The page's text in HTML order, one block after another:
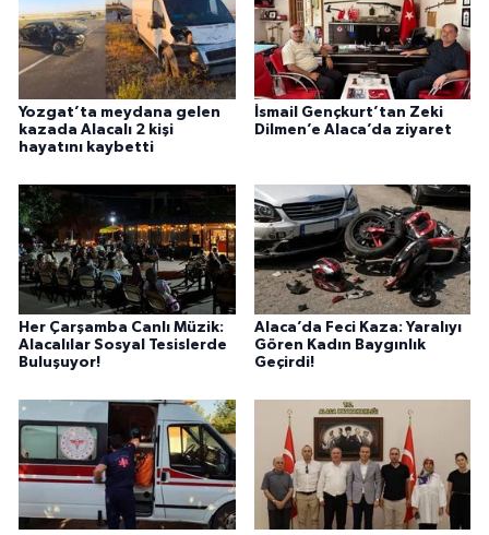
Yozgat’ta meydana gelen
kazada Alacalı 2 kişi
hayatını kaybetti
İsmail Gençkurt’tan Zeki
Dilmen’e Alaca’da ziyaret
Her Çarşamba Canlı Müzik:
Alacalılar Sosyal Tesislerde
Buluşuyor!
Alaca’da Feci Kaza: Yaralıyı
Gören Kadın Baygınlık
Geçirdi!